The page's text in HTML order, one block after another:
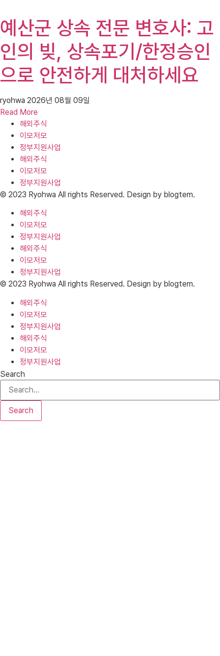
예산군 상속 전문 변호사: 고
인의 빚, 상속포기/한정승인
으로 안전하게 대처하세요
ryohwa 2026년 08월 09일
Read More
해외주식
이모저모
정부지원사업
해외주식
이모저모
정부지원사업
© 2023 Ryohwa All rights Reserved. Design by blogtem.
해외주식
이모저모
정부지원사업
해외주식
이모저모
정부지원사업
© 2023 Ryohwa All rights Reserved. Design by blogtem.
해외주식
이모저모
정부지원사업
해외주식
이모저모
정부지원사업
Search
Search